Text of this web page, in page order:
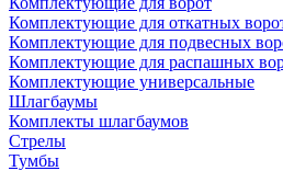
Комплектующие для откатных
Комплектующие для подвесных
Комплектующие для распашных
Комплектующие универсальные
Шлагбаумы
Комплекты шлагбаумов
Стрелы
Тумбы